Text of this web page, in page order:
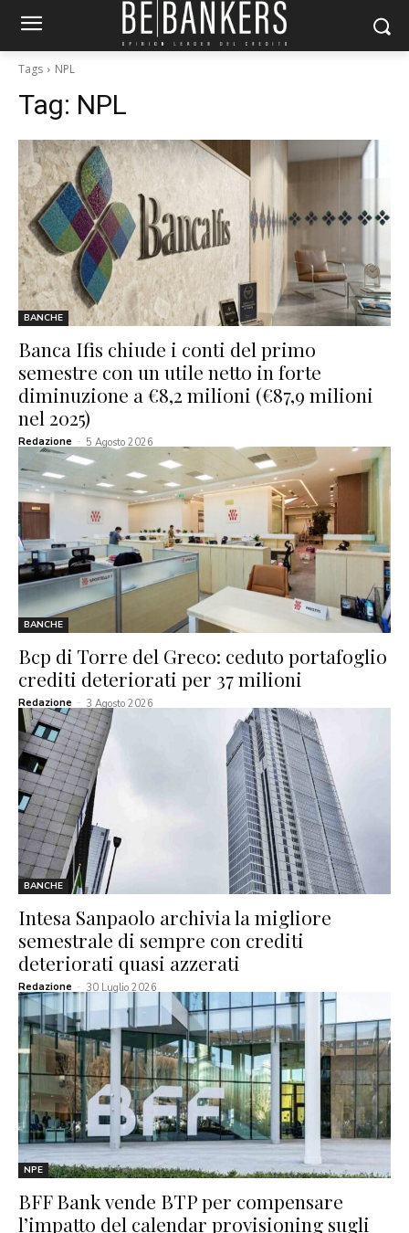
Tags NPL
Tag: NPL
BANCHE
Banca Ifis chiude i conti del primo
semestre con un utile netto in forte
diminuzione a €8,2 milioni (€87,9 milioni
nel 2025)
Redazione - 5 Agosto 2026
BANCHE
Bcp di Torre del Greco: ceduto portafoglio
crediti deteriorati per 37 milioni
Redazione - 3 Agosto 2026
BANCHE
Intesa Sanpaolo archivia la migliore
semestrale di sempre con crediti
deteriorati quasi azzerati
Redazione - 30 Luglio 2026
NPE
BFF Bank vende BTP per compensare
l’impatto del calendar provisioning sugli